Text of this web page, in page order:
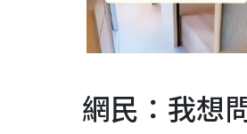
網民：我想